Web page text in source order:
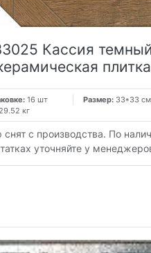
Кассия темный
плитка
16 шт Размер: 33*33 см
29.52 кг
снят с производства. По
уточняйте у